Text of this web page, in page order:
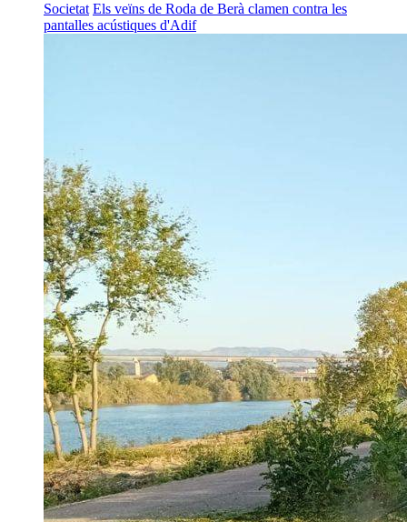
Societat Els veïns de Roda de Berà clamen contra les
pantalles acústiques d'Adif